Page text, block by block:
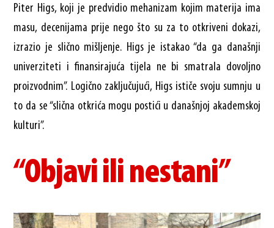
Piter Higs, koji je predvidio mehanizam kojim materija ima
masu, decenijama prije nego što su za to otkriveni dokazi,
izrazio je slično mišljenje. Higs je istakao “da ga današnji
univerziteti i finansirajuća tijela ne bi smatrala dovoljno
proizvodnim”. Logično zaključujući, Higs ističe svoju sumnju u
to da se “slična otkrića mogu postići u današnjoj akademskoj
kulturi”.
“Objavi ili nestani”